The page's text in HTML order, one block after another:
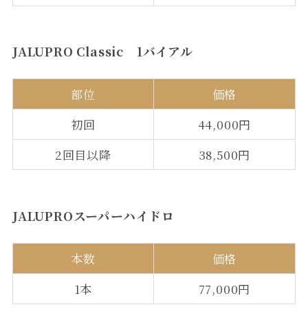
JALUPRO Classic 1バイアル
部位
価格
初回
44,000円
2回目以降
38,500円
JALUPROスーパーハイドロ
本数
価格
1本
77,000円